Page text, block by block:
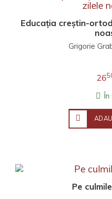
Educația creștin-
Grigorie
26
În
Pe